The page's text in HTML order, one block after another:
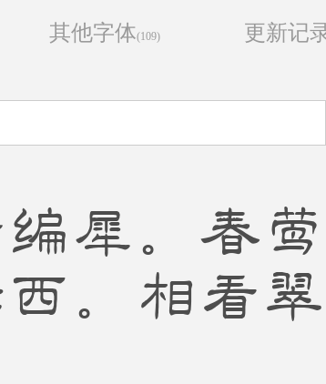
其他字体(109) 更新记
犀。春
。相看翠